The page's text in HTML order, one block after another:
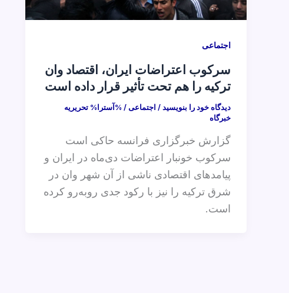
اجتماعی
سرکوب اعتراضات ایران، اقتصاد وان
ترکیه را هم تحت تأثیر قرار داده است
دیدگاه‌ خود را بنویسید/ اجتماعی/ %آسترا% تحریریه
خبرگاه
گزارش خبرگزاری فرانسه حاکی است
سرکوب خونبار اعتراضات دی‌ماه در ایران و
پیامدهای اقتصادی ناشی از آن شهر وان در
شرق ترکیه را نیز با رکود جدی روبه‌رو کرده
است.